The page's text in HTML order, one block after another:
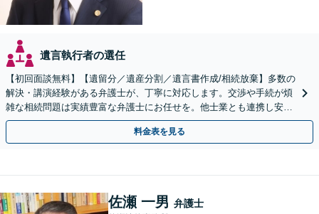
遺言執行者の選任
【初回面談無料】【遺留分／遺産分割／遺言書作成/相続放棄】多数の
解決・講演経験がある弁護士が、丁寧に対応します。交渉や手続が煩
雑な相続問題は実績豊富な弁護士にお任せを。他士業とも連携し安
心・スピード解決！【府中駅3分】
料金表を見る
佐瀬 一男 弁護士